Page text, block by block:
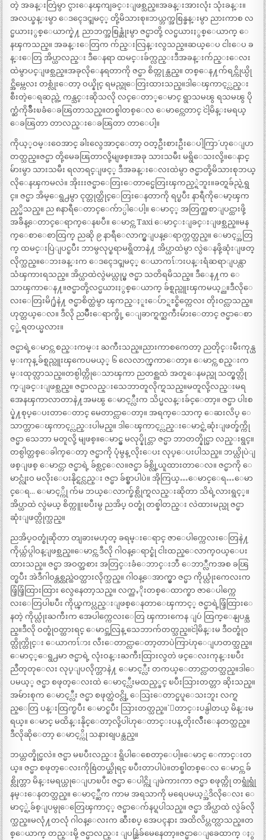
တဲ့ အခန္းတြဲမွာ ငွားေနၾကျခင္းျဖစ္သည္။အခန္းအားလုံး သုံးခန္း။
အလယ္ခန္းမွာ ေဒၚေဒၚျမင့္ တို့မိသားစု။ဘယ္ဘက္အစြန္ခန္းမွာ ညားကာစ လ
င္မယားႏွစ္ေယာက္နဲ႔ ညာဘက္အစြန္ဆုံးမွာ ဇင္မာတို့ လင္မယားႏွစ္ေယာက္ ေ
နၾကသည္။ အခန္းေတြက က်ည္းလြန္းလွသည္။ဆယ္ေပ ငါးေပ ခ
န္းေတြ အိပ္ယာလည္း ဒီေနရာ ထမင္းခ်က္လည္းဒီအခန္းက်ည္းေလး
ထဲမွာပင္ျဖစ္သည္။အခုလိုေနရတာကို ဇင္မာ စိတ္ကုန္သည္။ တစ္ေန႔က်ရင္ကိုယ္ပို
င္အိမ္ကေလး တစ္လုံးေတာ့ ဝယ္နိုင္ ရမည္ဟုေတြးထားသည္။ဒါေၾကာင့္လည္း
စီးတဲ့ေရဆည္တဲ့ ကန္သင္းဆိုသလို လင္ေတာ္ေမာင္ ရွာသမၽွ ရသမၽွ ပို
က္ဆံကိုခ်ိဳးၿခံေခၽြတာသည္။တစ္ခါတစ္ေလ ေမာင္ကေတာင္ `ငါ့မိန္းမရယ္
ေခၽြတာ တာလည္းေခၽြတာ တာေပါ့။
ကိုယ့္ဝမ္းဝေအာင္ ခါးလွေအာင္ေတာ့ ဝတ္ဦးစားဦးေပါ့ကြာ´ ဟုေျပာ
တတ္သည္။ဇင္မာ တို့မေခၽြတာလို့မျဖစ္။အခု သားသမီး မရွိေသးလို့။ေနာင္
မ်ားမွာ သားသမီး ရလာရင္ျဖင့္ ဒီအခန္းေလးထဲမွာ ဇင္မာတို့မိသားစုဘယ္
လိုေနၾကမလဲ။ အိုးးးဇင္မာေတြးေတာင္မေတြးၾကည့္ရဲဘူး။ခတ္ရခ်ည္ရဲ့ရွ
င္။ ဇင္မာ အိမ္ေရွ႕မွာ ငုတ္တုတ္ထိုင္ေတြးေနတာကို ရပ္ၿပီး နာရီကိုေမာ့ၾက
ည့္မိသည္။ ည ၈နာရီေတာင္ေက်ာ္ပါေပါ့။ ေမာင့္ အတြက္ညစာျပင္ထားဖို့
အခ်ိန္ေတာင္ေရာက္ေနၿပီ။ ေမာင္က Taxi ေမာင္းျခင္းျဖစ္သည္။မန
က္ေစာေစာထြက္ ညဆို ၉ နာရီေလာက္မွျပန္ေရာက္တတ္သည္။ ေမာင့္အတြ
က္ ထမင္းပြဲျပင္ၿပီး ဘာမွလုပ္စရာမရွိတာနဲ႔ အိပ္ယာထဲမွာ လွဲေနဖို့ဆုံးျဖတ္
လိုက္သည္။ေဘးခန္းက ေဒၚေဒၚျမင့္ ေယာကၤ်ားပန္းရံဆရာျပန္လာ
သံၾကားရသည္။ အိပ္ယာထဲလွဲမယ္လုပ္မွ ဇင္မာ သတိရမိသည္။ ဒီေန႔က ေ
သာၾကာေန႔။ဇင္မာတို့လင္မယားႏွစ္ေယာက္ ခ်စ္ရည္လူးၾကမယ့္ည။ဒီလိုေ
လးေတြးမိ႐ုံနဲ႔ ဇင္မာစိတ္ထဲမွာ ၾကည္ႏူးေပ်ာ္ရႊင္စိတ္ကေလး တိုးဝင္လာသည္။
ဟုတ္တယ္ေလ။ ဒီလို ညမ်ိဳးေရာက္ဖို့ ေျခာက္ရက္ႀကီးမ်ားေတာင္ ဇင္မာေစာ
င့္ခဲ့ရတယ္မလား။
ဇင္မာရဲ့ေမာင္က စည္းကမ္း ႀကီးသည္။ညားကာစကေတာ့ ညတိုင္းမီးကုန္ယ
မ္းကုန္ ခ်စ္ရည္လူးၾကေပမယ့္ ၆ လေလာက္ၾကာေတာ့။ ေမာင္က စည္းက
မ္းထုတ္လာသည္။တစ္ပါတ္ကိုေသာၾကာ ညတစ္ညထဲ အတူေနမည္ဟု သတ္မွတ္လို
က္ျခင္းျဖစ္သည္။ ဇင္မာလည္းသေဘာတူလိုက္ရသည္။မတူလို့လည္းမရ
အေနၾကာလာတာနဲ႔အမၽွ ေမာင့္လီးက သိပ္မလန္းခ်င္ေတာ့။ ဇင္မာ ပါးစ
ပ္နဲ႔စုပ္ေပးတာေတာင္ မေတာင္လာေတာ့။ အရက္ေသာက္ ေဆးလိပ္ ေ
သာက္တာေၾကာင့္လည္းပါမည္။ ဒါေၾကာင့္လည္းေမာင္ရဲ့ဆုံးျဖတ္ခ်က္ကို
ဇင္မာ သေဘာ မတူလို့ မျဖစ္။ေမာင္မွ မလုပ္နိုင္တာ ဇင္မာ ဘာတတ္နိုင္မာ လည္းရွင္။
တစ္ပါတ္တစ္ေခါက္ေတာ့ ဇင္မာကို ပုံမွန္ လိုးေပး လုပ္ေပးပါသည္။ ဘယ္လိုပဲျ
ဖစ္ျဖစ္ ေမာင္ဟာ ဇင္မာရဲ့ ခ်စ္လင္ေလ။ဇင္မာ ခ်စ္လို့ယူထားတာေလ။ ဇင္မာကို ေ
မာင္လုံးဝ မလိုးေပးနိုင္ရင္လည္း ဇင္မာ ခ်စ္မွာပါပဲ။ အိုကြယ္…ေမာင္ေရ…ေမာ
င္ေရ… ေမာင့္ကို က်မ ဘယ္ေလာက္ခ်စ္လိုက္ရလည္းဆိုတာ သိရဲ့လားရွင့္။
အိပ္ယာထဲ လွဲမယ္ စိတ္ကူးၿပီးမွ ညအိပ္ ဝတ္စုံ တစ္ခါတည္း လဲထားမည္ဟု ဇင္မာ
ဆုံးျဖတ္လိုက္သည္။
ညအိပ္ဝတ္စုံဆိုတာ တျခားမဟုတ္ ခရမ္းေရာင္ ဇာေပါက္ကေလးေတြနဲ႔
ကိုယ္က်ပ္ဂါဝန္ျဖစ္သည္။ေမာင္က ဒီလို ဂါဝန္ေရာင္စုံ ငါးထည္ေလာက္ဝယ္ေပး
ထားသည္။ ဇင္မာ အဝတ္အစား အတြင္းခံေဘာင္းဘီ ေဘာ္လီကအစ ခၽြ
တ္ၿပီး အဲဒီဂါဝန္တစ္ထည္ထဲဝတ္ထားလိုက္သည္။ ဂါဝန္ေအာက္မွာ ဇင္မာ ကိုယ္လုံးကေလးက
ဖြံ့ဖြံ့ထြားထြား လွေနေတာ့သည္။ လက္ညႇိုးတစ္ေထာက္စာ ဇာေပါက္ကေ
လးေတြပါၿပီး ကိုယ္ၾကပ္လည္းျဖစ္ေနတာေၾကာင့္ ဇင္မာရဲ့ဖြံ့ထြားေ
နတဲ့ ကိုယ္လုံးႀကီးက အေပါက္ကေလးေတြ ၾကားကေန ျပဴ ထြက္ေနျပန္သ
ည္။ဒီလို ဝတ္စုံဝတ္ထားရင္ ေမာင္အလြန္ သေဘာက်တတ္သည္။`ငါ့မိန္းမ ဒီဝတ္စုံဝ
တ္လိုက္တိုင္း ေယာကၤ်ား လီးေတာင္လာေတာ့တာပဲကြာ´ဟုေျပာတတ္သည္။
ေမာင့္ေရွ႕မာ ဇင္မာရဲ့ လုံးဝန္းႀကီးထြားလွတဲ ဖင္ေလးကုန္းၿပီး
ညဳတုတုေလး လုပ္ျပလိုက္တာနဲ႔ ေမာင့္လီး တကယ္ေတာင္လာတတ္သည္။ဒါေ
ပမယ့္ ဇင္မာ စဖုတ္ေလးထဲ ေမာင့္လီးမထည့္ခင္ ၿပီးသြားတတ္တာ ဆိုးသည္။
အမ်ားစုက ေမာင့္လီး ဇင္မာ စဖုတ္ထဲဝင္လို့ ေသြးေတာင္မပူေသးဘူး လက္ရ
ည္ေတြ ပန္းထြက္ၿပီး ေမာင္ၿပီး သြားတတ္သည္။`ေတာင္းပန္ပါတယ္ မိန္းမ
ရယ္။ ေမာင္ မထိန္းနိုင္ေတာ့လို့ပါ´ဟုေတာင္းပန္ တိုးလ်ိဳးေနတတ္သည္။
ဒီလိုဆိုေတာ့ ေမာင့္ကို သနားရျပန္သည္။
ဘယ္တတ္နိုင္မလဲ။ ဇင္မာ မၿပီးလည္း ရွိပါေစေတာ့ေပါ့။ေမာင္ ေကာင္းတ
ယ္။ ဇင္မာ စဖုတ္ေလးကိုစြဲတယ္ဆိုရင္ ၿပီးတာပါပဲ။တစ္ခါတစ္ေလ ေမာင္က ခ်
စ္လိုက္တာ မိန္းမရယ္ဟုေျပာၿပီး ဇင္မာ ေပါင္ကို ျဖဲကားကာ ဇင္မာ စဖုတ္ကို တရွုံရွုံ
နမ္းေနတတ္သည္။ ေမာင့္ဆီက ကာမ အရသာကို မရေပမယ့္အဲဒိလိုေလး ေ
မာင့္ရဲ့ခ်စ္ျပမွုေတြေၾကာင့္ ဇင္မာေက်နပ္ရပါသည္။ ဇင္မာ အိပ္ယာထဲ လွဲခ်လို
က္သည္။မလုံ႔တလုံ ဂါဝန္ေလးက ဆီးစပ္ အေပၚနား အထိလိပ္တတ္လာသည္။တ
စ္ေယာက္ တည္းမို့ ဇင္မာလည္း ျပန္ဆြဲခ်မေနေတာ့။ဇင္မာေျခေထာက္ ႏွ